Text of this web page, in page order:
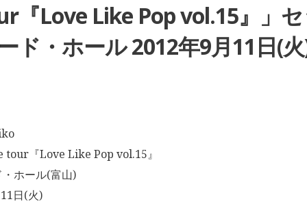
『Love Like Pop vol.15』」
ド・ホール 2012年9月11日(
tour『Love Like Pop vol.15』
ホール(富山)
日(火)